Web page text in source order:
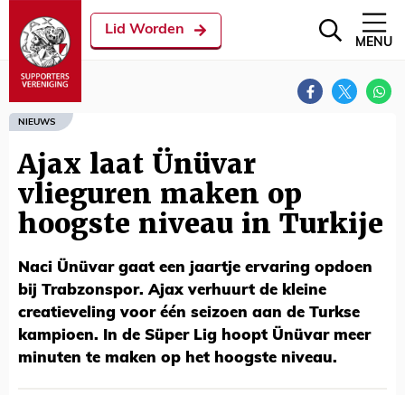
Lid Worden
MENU
NIEUWS
Ajax laat Ünüvar
vlieguren maken op
hoogste niveau in Turkije
Naci Ünüvar gaat een jaartje ervaring opdoen
bij Trabzonspor. Ajax verhuurt de kleine
creatieveling voor één seizoen aan de Turkse
kampioen. In de Süper Lig hoopt Ünüvar meer
minuten te maken op het hoogste niveau.